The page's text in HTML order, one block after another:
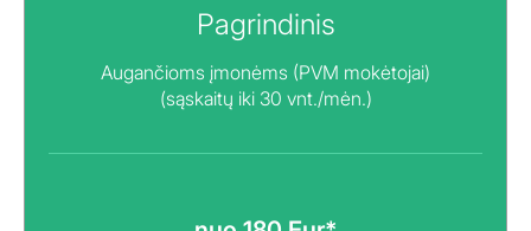
Pagrindinis
Augančioms įmonėms (PVM mokėtojai)
(sąskaitų iki 30 vnt./mėn.)